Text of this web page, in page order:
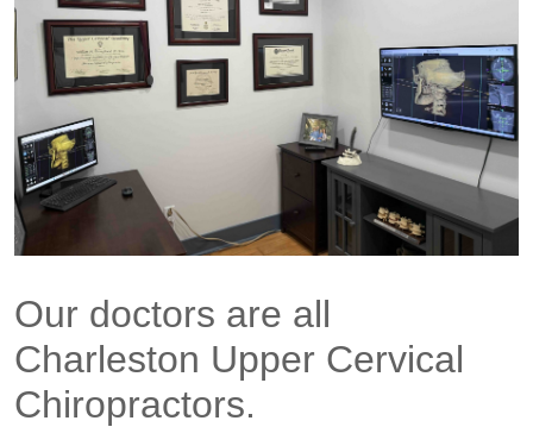
Our doctors are all
Charleston Upper Cervical
Chiropractors.